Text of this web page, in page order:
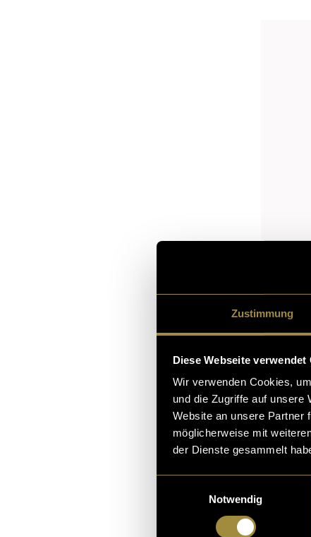
Zustimmung
Diese Webseite verwendet
Wir verwenden Cookies,
und die Zugriffe auf unsere
Website an unsere Partner
möglicherweise mit
der Dienste gesammelt
Notwendig
Die